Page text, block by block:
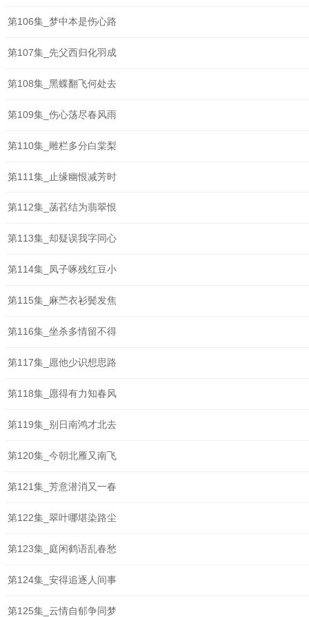
第106集_梦中本是伤心路
第107集_先父西归化羽成
第108集_黑蝶翻飞何处去
第109集_伤心荡尽春风雨
第110集_雕栏多分白棠梨
第111集_止缘幽恨减芳时
第112集_菡萏结为翡翠恨
第113集_却疑误我字同心
第114集_凤子啄残红豆小
第115集_麻苎衣衫鬓发焦
第116集_坐杀多情留不得
第117集_愿他少识想思路
第118集_愿得有力知春风
第119集_别日南鸿才北去
第120集_今朝北雁又南飞
第121集_芳意潜消又一春
第122集_翠叶哪堪染路尘
第123集_庭闲鹤语乱春愁
第124集_安得追逐人间事
第125集_云情自郁争同梦